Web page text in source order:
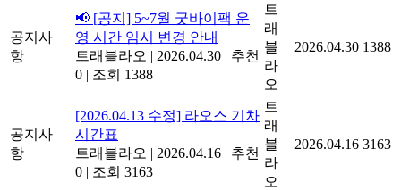
공지사
항
📢 [공지] 5~7월 굿바이팩 운
영 시간 임시 변경 안내
트래블라오 | 2026.04.30 | 추천
0 | 조회 1388
트
래
블
라
오
2026.04.30 1388
공지사
항
[2026.04.13 수정] 라오스 기차
시간표
트래블라오 | 2026.04.16 | 추천
0 | 조회 3163
트
래
블
라
오
2026.04.16 3163